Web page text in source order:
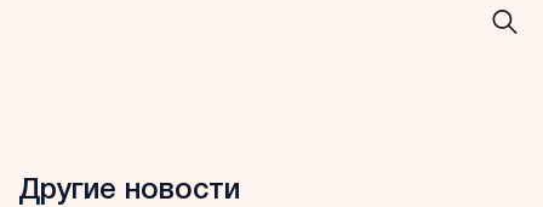
Другие новости